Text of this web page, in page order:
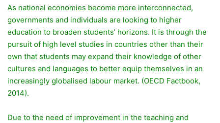
As national economies become more interconnected,
governments and individuals are looking to higher
education to broaden students’ horizons. It is through the
pursuit of high level studies in countries other than their
own that students may expand their knowledge of other
cultures and languages to better equip themselves in an
increasingly globalised labour market. (OECD Factbook,
2014).
Due to the need of improvement in the teaching and